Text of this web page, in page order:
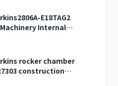
E18TAG2
Internal
Accessories
rocker chamber
construction
combustion engine